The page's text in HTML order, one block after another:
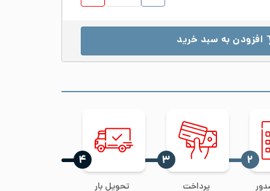
افزودن به سبد خرید
‍۲
پرداخت
‍۳
تحویل بار
‍۴